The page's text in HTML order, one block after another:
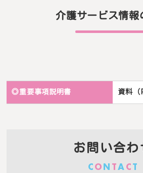
介護サービス情報
◎重要事項説明書 資料（
お問い合わ
CON TACT